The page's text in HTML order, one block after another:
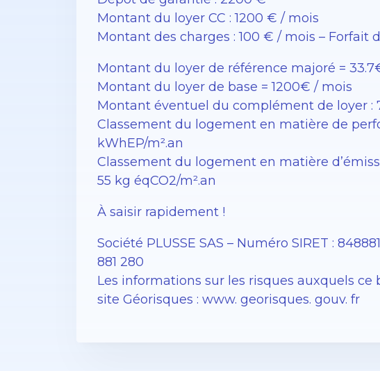
Montant du loyer CC : 1200 € / mois
Montant des charges : 100 € / mois – Forfait
Montant du loyer de référence majoré =
Montant du loyer de base = 1200€ / mois
Montant éventuel du complément de loyer :
Classement du logement en matière de
kWhEP/m².an
Classement du logement en matière
55 kg éqCO2/m².an
À saisir rapidement !
Société PLUSSE SAS – ​​Numéro SIRET :
881 280
Les informations sur les risques auxquels
site Géorisques : www. georisques. gouv. fr